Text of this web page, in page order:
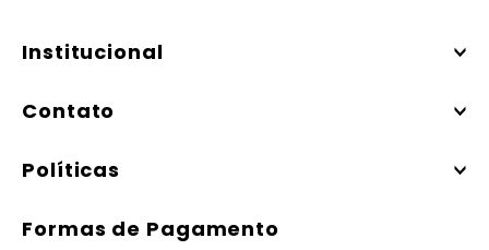
Institucional
Contato
Políticas
Formas de Pagamento